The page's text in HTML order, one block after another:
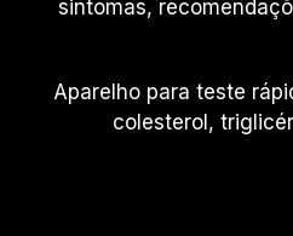
sintomas,
Aparelho para teste
colesterol,